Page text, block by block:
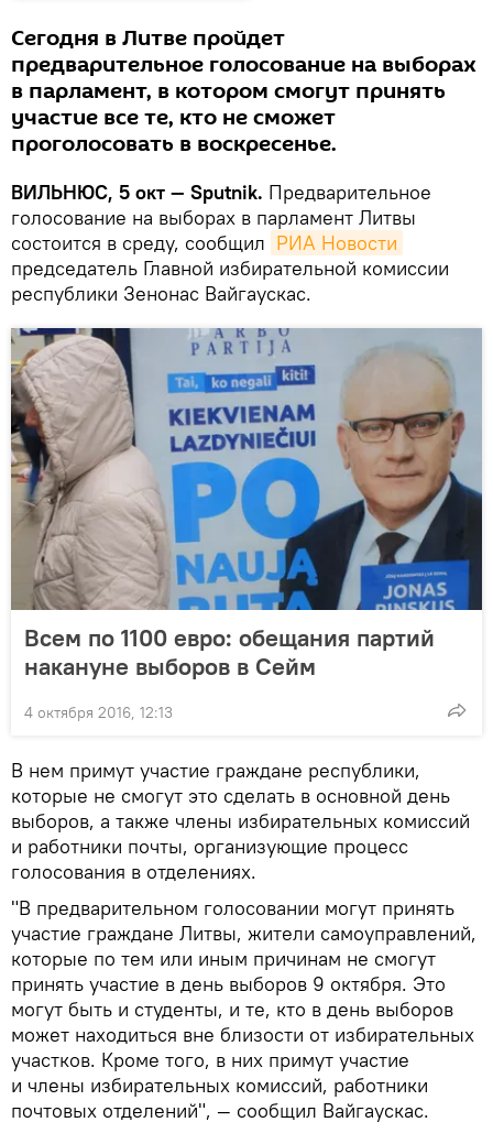
Сегодня в Литве пройдет
предварительное голосование на выборах
в парламент, в котором смогут принять
участие все те, кто не сможет
проголосовать в воскресенье.
ВИЛЬНЮС, 5 окт — Sputnik. Предварительное
голосование на выборах в парламент Литвы
состоится в среду, сообщил РИА Новости
председатель Главной избирательной комиссии
республики Зенонас Вайгаускас.
Всем по 1100 евро: обещания партий
накануне выборов в Сейм
4 октября 2016, 12:13
В нем примут участие граждане республики,
которые не смогут это сделать в основной день
выборов, а также члены избирательных комиссий
и работники почты, организующие процесс
голосования в отделениях.
"В предварительном голосовании могут принять
участие граждане Литвы, жители самоуправлений,
которые по тем или иным причинам не смогут
принять участие в день выборов 9 октября. Это
могут быть и студенты, и те, кто в день выборов
может находиться вне близости от избирательных
участков. Кроме того, в них примут участие
и члены избирательных комиссий, работники
почтовых отделений", — сообщил Вайгаускас.